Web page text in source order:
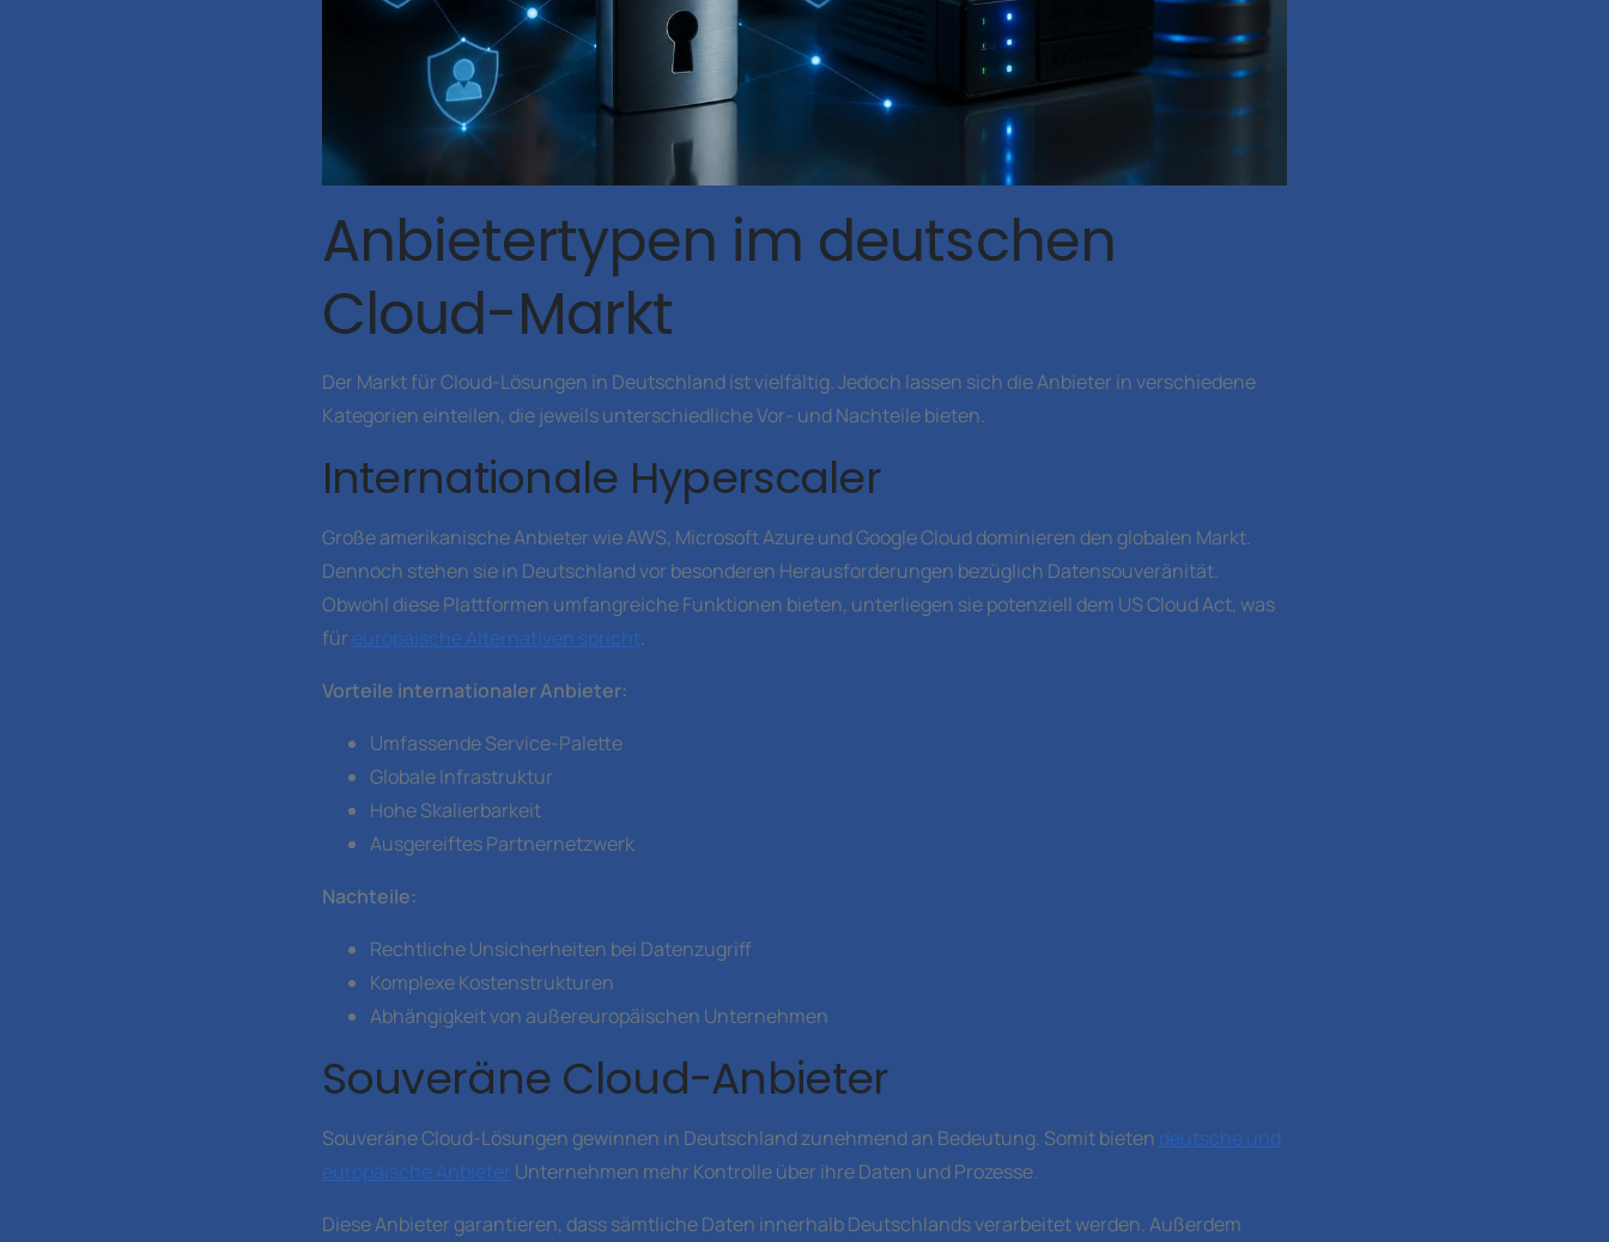
Anbietertypen im deutschen
Cloud-Markt
Der Markt für Cloud-Lösungen in Deutschland ist vielfältig. Jedoch lassen sich die Anbieter in verschiedene
Kategorien einteilen, die jeweils unterschiedliche Vor- und Nachteile bieten.
Internationale Hyperscaler
Große amerikanische Anbieter wie AWS, Microsoft Azure und Google Cloud dominieren den globalen Markt.
Dennoch stehen sie in Deutschland vor besonderen Herausforderungen bezüglich Datensouveränität.
Obwohl diese Plattformen umfangreiche Funktionen bieten, unterliegen sie potenziell dem US Cloud Act, was
für europäische Alternativen spricht.
Vorteile internationaler Anbieter:
Umfassende Service-Palette
Globale Infrastruktur
Hohe Skalierbarkeit
Ausgereiftes Partnernetzwerk
Nachteile:
Rechtliche Unsicherheiten bei Datenzugriff
Komplexe Kostenstrukturen
Abhängigkeit von außereuropäischen Unternehmen
Souveräne Cloud-Anbieter
Souveräne Cloud-Lösungen gewinnen in Deutschland zunehmend an Bedeutung. Somit bieten deutsche und
europäische Anbieter Unternehmen mehr Kontrolle über ihre Daten und Prozesse.
Diese Anbieter garantieren, dass sämtliche Daten innerhalb Deutschlands verarbeitet werden. Außerdem